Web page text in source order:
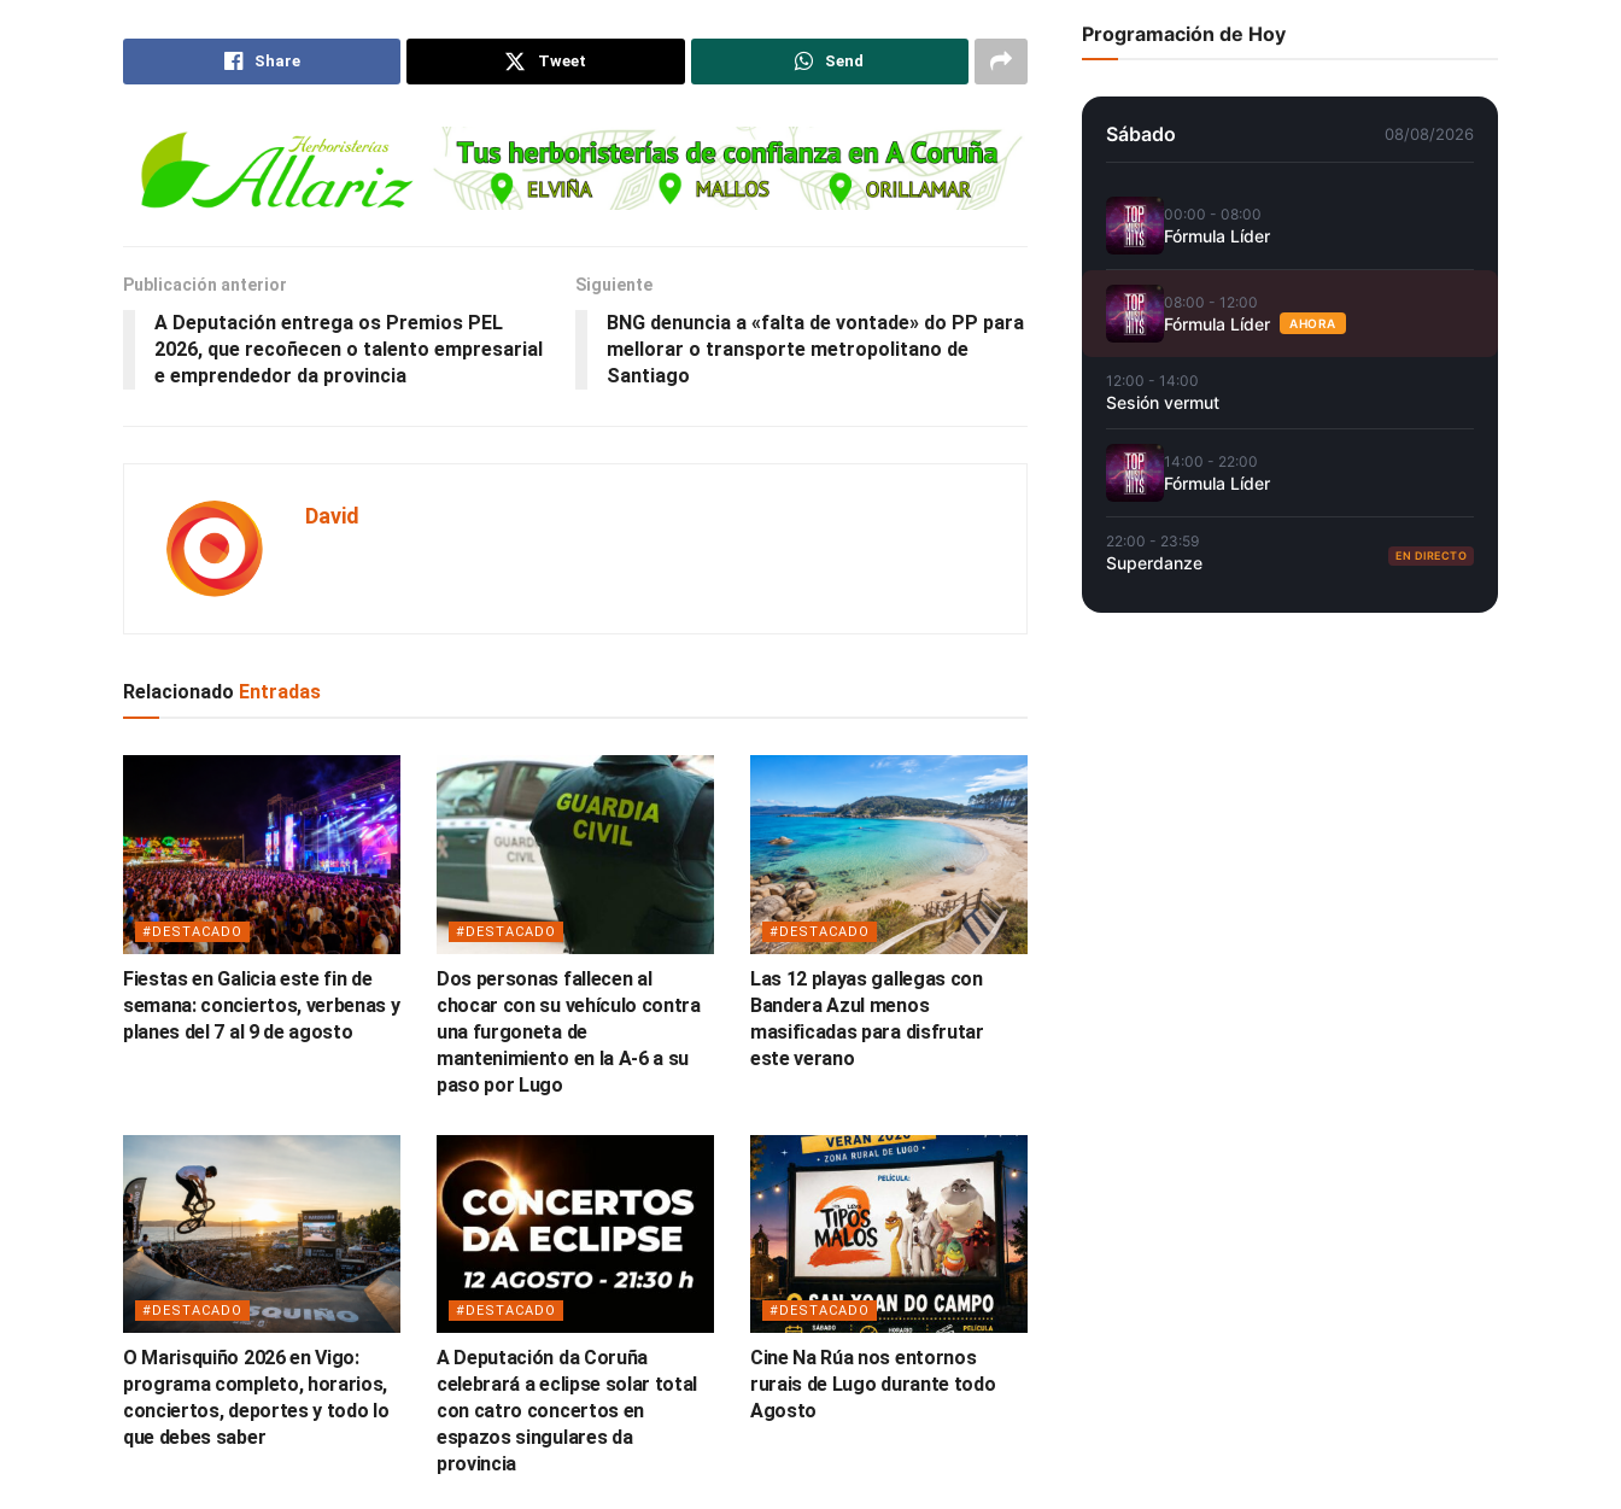
Share Tweet Send
Publicación anterior
A Deputación entrega os Premios PEL
2026, que recoñecen o talento empresarial
e emprendedor da provincia
Siguiente
BNG denuncia a «falta de vontade» do PP para
mellorar o transporte metropolitano de
Santiago
David
Relacionado Entradas
#DESTACADO
Fiestas en Galicia este fin de
semana: conciertos, verbenas y
planes del 7 al 9 de agosto
#DESTACADO
Dos personas fallecen al
chocar con su vehículo contra
una furgoneta de
mantenimiento en la A-6 a su
paso por Lugo
#DESTACADO
Las 12 playas gallegas con
Bandera Azul menos
masificadas para disfrutar
este verano
#DESTACADO
O Marisquiño 2026 en Vigo:
programa completo, horarios,
conciertos, deportes y todo lo
que debes saber
#DESTACADO
A Deputación da Coruña
celebrará a eclipse solar total
con catro concertos en
espazos singulares da
provincia
#DESTACADO
Cine Na Rúa nos entornos
rurais de Lugo durante todo
Agosto
Programación de Hoy
Sábado 08/08/2026
00:00 - 08:00
Fórmula Líder
08:00 - 12:00
Fórmula Líder AHORA
12:00 - 14:00
Sesión vermut
14:00 - 22:00
Fórmula Líder
22:00 - 23:59
Superdanze EN DIRECTO